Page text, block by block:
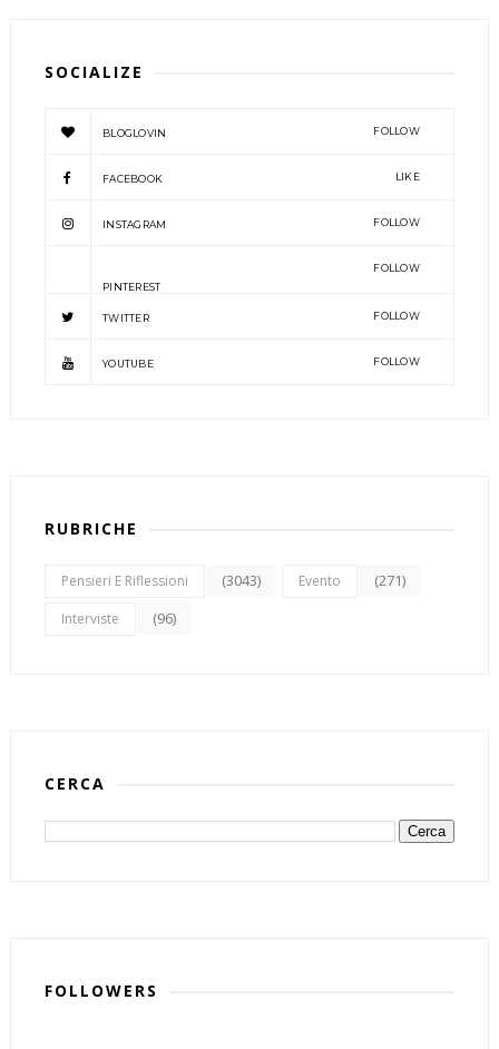
SOCIALIZE
BLOGLOVIN FOLLOW
FACEBOOK LIKE
INSTAGRAM FOLLOW
PINTEREST
FOLLOW
TWITTER FOLLOW
YOUTUBE FOLLOW
RUBRICHE
Pensieri E Riflessioni (3043) Evento (271)
Interviste (96)
CERCA
FOLLOWERS